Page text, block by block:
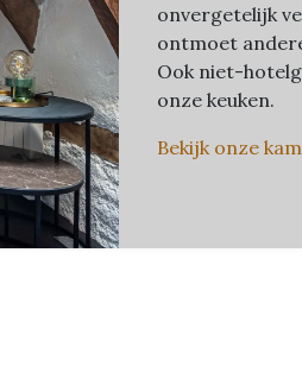
onvergetelijk
ontmoet
Ook niet-
onze keuken.
Bekijk onze